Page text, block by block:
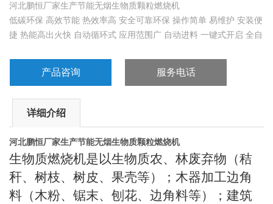
河北鹏恒厂家生产节能无烟生物质颗粒燃烧机
低碳环保 高效节能 热效率高 安全可靠环保 操作简单 易维护 安装便
捷 热能高出火快 自动循环式 应用范围广 自动进料 一键式开启 全自
产品咨询 服务电话
详细介绍
河北鹏恒厂家生产节能无烟生物质颗粒燃烧机
生物质燃烧机是以生物质农、林废弃物（秸
秆、树枝、树皮、果壳等）；木器加工边角
料（木粉、锯末、刨花、边角料等）；建筑